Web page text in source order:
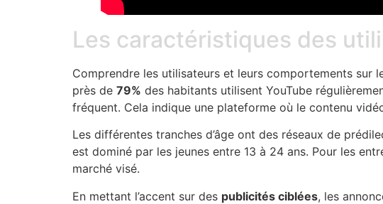
Les caractéristiques des
Comprendre les utilisateurs et leurs comportements sur
près de 79% des habitants utilisent YouTube
fréquent. Cela indique une plateforme où le contenu
Les différentes tranches d’âge ont des réseaux de
est dominé par les jeunes entre 13 à 24 ans. Pour les
marché visé.
En mettant l’accent sur des publicités ciblées, les